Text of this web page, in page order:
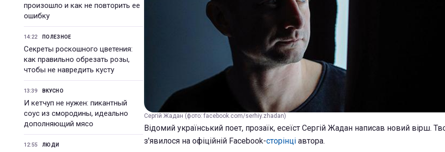
произошло и как не повторить ее
ошибку
14:22 ПОЛЕЗНОЕ
Секреты роскошного цветения:
как правильно обрезать розы,
чтобы не навредить кусту
13:39 ВКУСНО
И кетчуп не нужен: пикантный
соус из смородины, идеально
дополняющий мясо
12:55 ЛЮДИ
Сергій Жадан (фото: facebook.com/serhiy.zhadan)
Відомий український поет, прозаїк, есеїст Сергій Жадан написав новий вірш.
з'явилося на офіційній Facebook-сторінці автора.